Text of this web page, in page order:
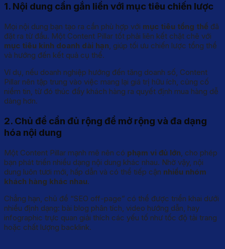
1. Nội dung cần gắn liền với mục tiêu chiến lược
Mọi nội dung bạn tạo ra cần phù hợp với mục tiêu tổng thể đã
đặt ra từ đầu. Một Content Pillar tốt phải liên kết chặt chẽ với
mục tiêu kinh doanh dài hạn, giúp tối ưu chiến lược tổng thể
và hướng đến kết quả cụ thể.
Ví dụ, nếu doanh nghiệp hướng đến tăng doanh số, Content
Pillar nên tập trung vào việc mang lại giá trị hữu ích, củng cố
niềm tin, từ đó thúc đẩy khách hàng ra quyết định mua hàng dễ
dàng hơn.
2. Chủ đề cần đủ rộng để mở rộng và đa dạng
hóa nội dung
Một Content Pillar mạnh mẽ nên có phạm vi đủ lớn , cho phép
bạn phát triển nhiều dạng nội dung khác nhau. Nhờ vậy, nội
dung luôn tươi mới, hấp dẫn và có thể tiếp cận nhiều nhóm
khách hàng khác nhau.
Chẳng hạn, chủ đề “SEO off-page” có thể được triển khai dưới
nhiều định dạng: bài blog phân tích, video hướng dẫn, hay
infographic trực quan giải thích các yếu tố như tốc độ tải trang
hoặc chất lượng backlink.